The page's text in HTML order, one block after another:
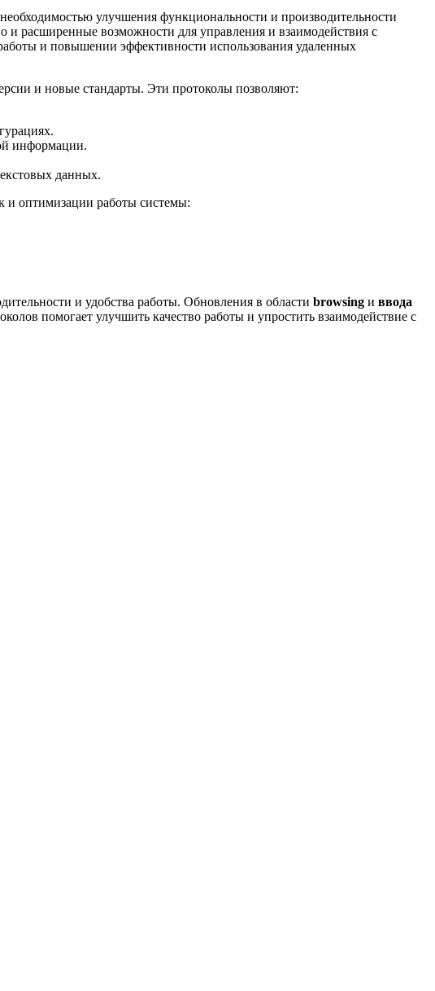
улучшения функциональности и производительности
и расширенные возможности для управления и взаимодействия с
и повышении эффективности использования удаленных
и новые стандарты. Эти протоколы позволяют:
информации.
данных.
и оптимизации работы системы:
и удобства работы. Обновления в области browsing и ввода
помогает улучшить качество работы и упростить взаимодействие с